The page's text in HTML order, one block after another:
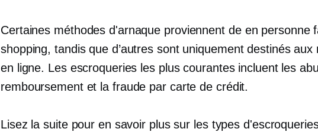
Certaines méthodes d'arnaque proviennent de en personne
shopping, tandis que d’autres sont uniquement destinés aux
en ligne. Les escroqueries les plus courantes incluent les
remboursement et la fraude par carte de crédit.
Lisez la suite pour en savoir plus sur les types